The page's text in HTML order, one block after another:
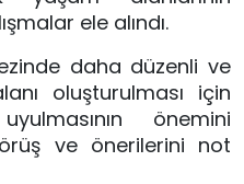
ele alındı.
daha düzenli ve
oluşturulması için
önemini
ve önerilerini not